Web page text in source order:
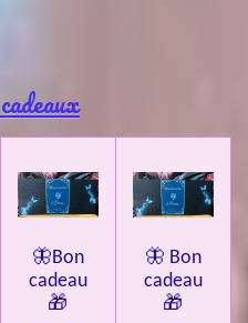
🦋Bon
cadeau
🎁
🦋 Bon
cadeau
🎁